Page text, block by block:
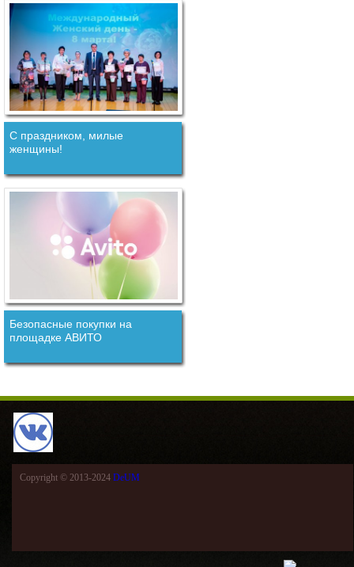
С праздником, милые
женщины!
Безопасные покупки на
площадке АВИТО
Copyright © 2013-2024 DeUM